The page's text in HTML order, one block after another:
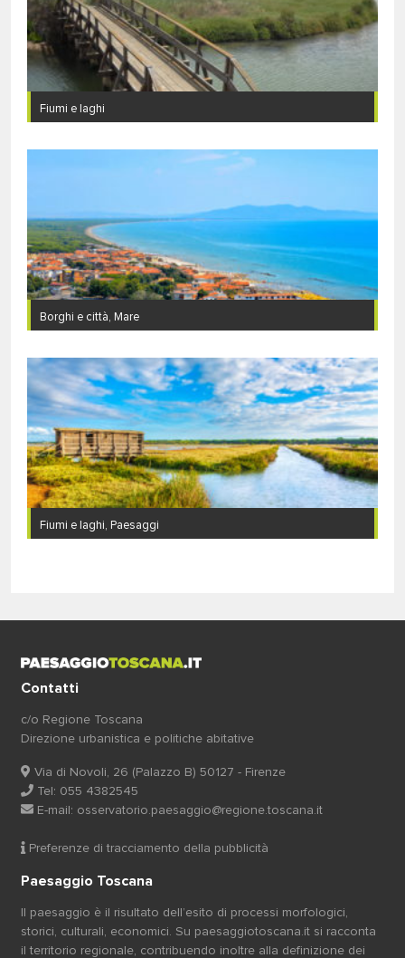
Fiumi e laghi
Borghi e città, Mare
Fiumi e laghi, Paesaggi
Contatti
c/o Regione Toscana
Direzione urbanistica e politiche abitative
Via di Novoli, 26 (Palazzo B) 50127 - Firenze
Tel: 055 4382545
E-mail: osservatorio.paesaggio@regione.toscana.it
Preferenze di tracciamento della pubblicità
Paesaggio Toscana
Il paesaggio è il risultato dell’esito di processi morfologici,
storici, culturali, economici. Su paesaggiotoscana.it si racconta
il territorio regionale, contribuendo inoltre alla definizione dei